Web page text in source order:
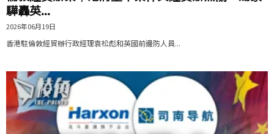
驊轟英...
2026年06月19日
香港駐倫敦經貿辦行政經理袁松彪和英國前邊防人員...